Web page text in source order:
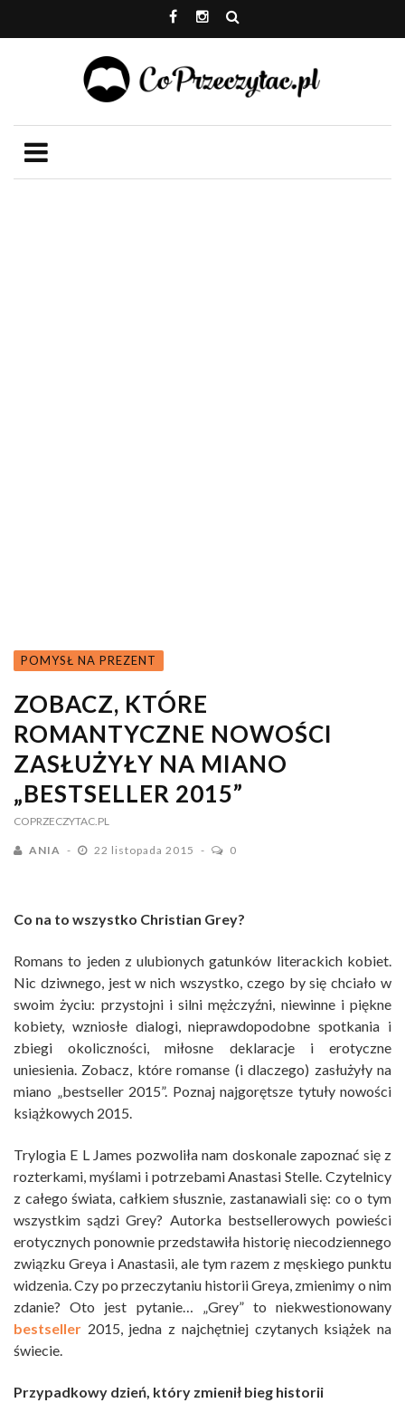
POMYSŁ NA PREZENT
ZOBACZ, KTÓRE
ROMANTYCZNE NOWOŚCI
ZASŁUŻYŁY NA MIANO
„BESTSELLER 2015”
COPRZECZYTAC.PL
ANIA 22 listopada 2015 0
Co na to wszystko Christian Grey?
Romans to jeden z ulubionych gatunków literackich kobiet.
Nic dziwnego, jest w nich wszystko, czego by się chciało w
swoim życiu: przystojni i silni mężczyźni, niewinne i piękne
kobiety, wzniosłe dialogi, nieprawdopodobne spotkania i
zbiegi okoliczności, miłosne deklaracje i erotyczne
uniesienia. Zobacz, które romanse (i dlaczego) zasłużyły na
miano „bestseller 2015”. Poznaj najgorętsze tytuły nowości
książkowych 2015.
Trylogia E L James pozwoliła nam doskonale zapoznać się z
rozterkami, myślami i potrzebami Anastasi Stelle. Czytelnicy
z całego świata, całkiem słusznie, zastanawiali się: co o tym
wszystkim sądzi Grey? Autorka bestsellerowych powieści
erotycznych ponownie przedstawiła historię niecodziennego
związku Greya i Anastasii, ale tym razem z męskiego punktu
widzenia. Czy po przeczytaniu historii Greya, zmienimy o nim
zdanie? Oto jest pytanie… „Grey” to niekwestionowany
bestseller 2015, jedna z najchętniej czytanych książek na
świecie.
Przypadkowy dzień, który zmienił bieg historii